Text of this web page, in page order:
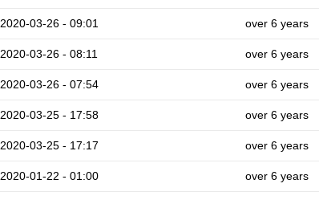
2020-03-26 - 09:01 over 6 years
2020-03-26 - 08:11 over 6 years
2020-03-26 - 07:54 over 6 years
2020-03-25 - 17:58 over 6 years
2020-03-25 - 17:17 over 6 years
2020-01-22 - 01:00 over 6 years